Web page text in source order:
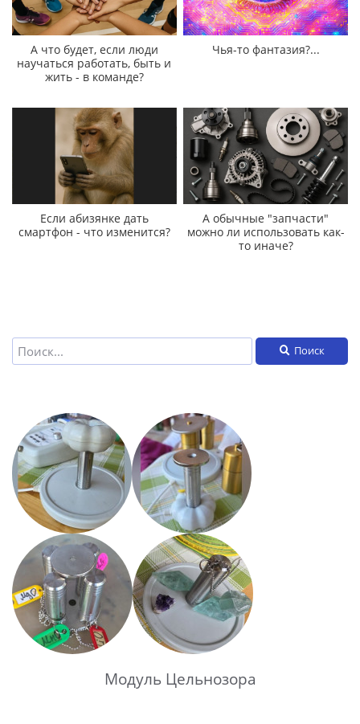
А что будет, если люди
научаться работать, быть и
жить - в команде?
Чья-то фантазия?...
Если абизянке дать
смартфон - что изменится?
А обычные "запчасти"
можно ли использовать как-
то иначе?
Поиск
Модуль Цельнозора